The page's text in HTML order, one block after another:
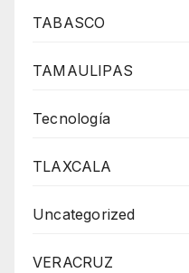
TABASCO
TAMAULIPAS
Tecnología
TLAXCALA
Uncategorized
VERACRUZ